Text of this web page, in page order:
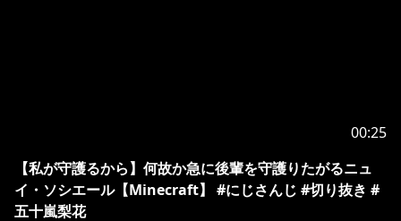
00:25
【私が守護るから】何故か急に後輩を守護りたがるニュ
イ・ソシエール【Minecraft】 #にじさんじ #切り抜き #
五十嵐梨花